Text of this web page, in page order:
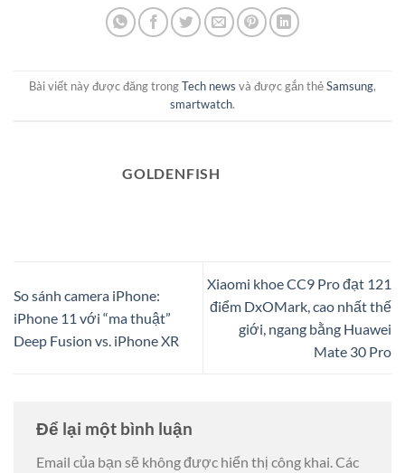
Bài viết này được đăng trongTech news và được gắn thẻSamsung,
smartwatch.
GOLDENFISH
So sánh camera iPhone:
iPhone 11 với “ma thuật”
Deep Fusion vs. iPhone XR
Xiaomi khoe CC9 Pro đạt 121
điểm DxOMark, cao nhất thế
giới, ngang bằng Huawei
Mate 30 Pro
Để lại một bình luận
Email của bạn sẽ không được hiển thị công khai.Các